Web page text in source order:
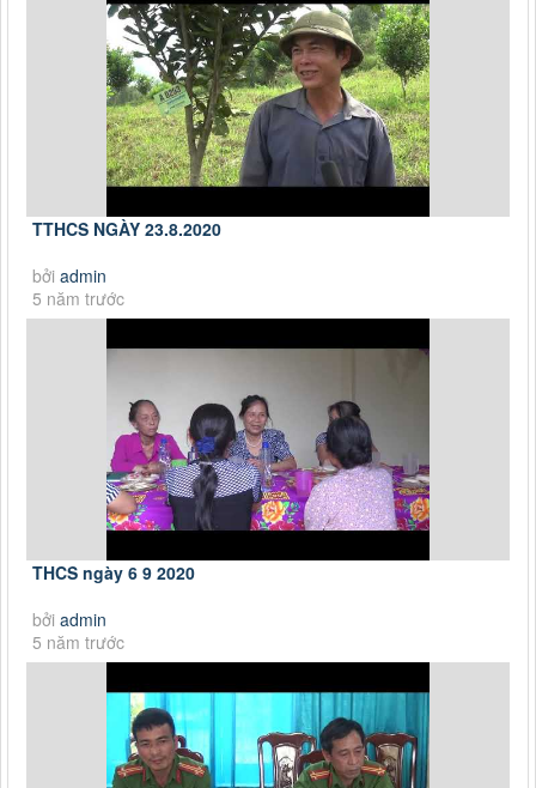
TTHCS NGÀY 23.8.2020
bởi admin
5 năm trước
THCS ngày 6 9 2020
bởi admin
5 năm trước